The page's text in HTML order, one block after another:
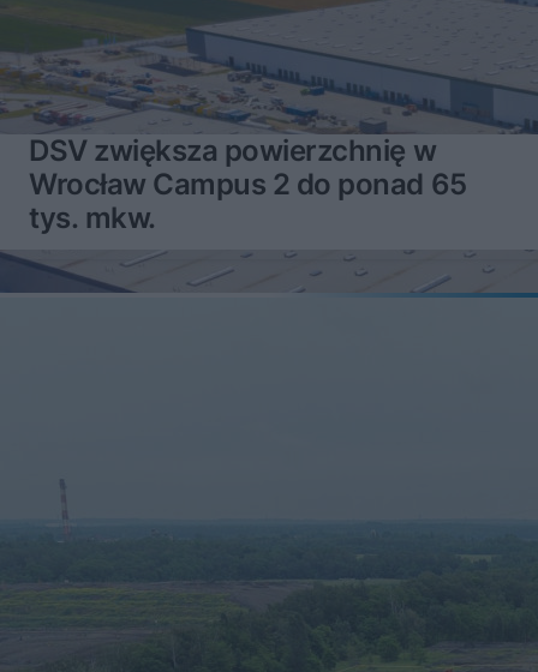
DSV zwiększa powierzchnię w
Wrocław Campus 2 do ponad 65
tys. mkw.